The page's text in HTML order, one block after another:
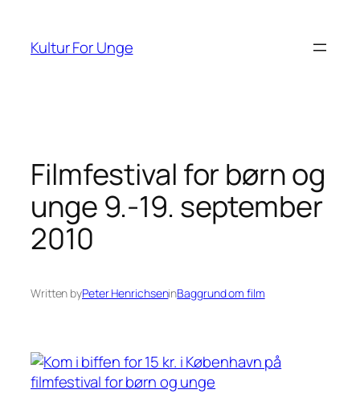
indhold
Kultur For Unge
Filmfestival for børn og
unge 9.-19. september
2010
Written byPeter HenrichseninBaggrund om film